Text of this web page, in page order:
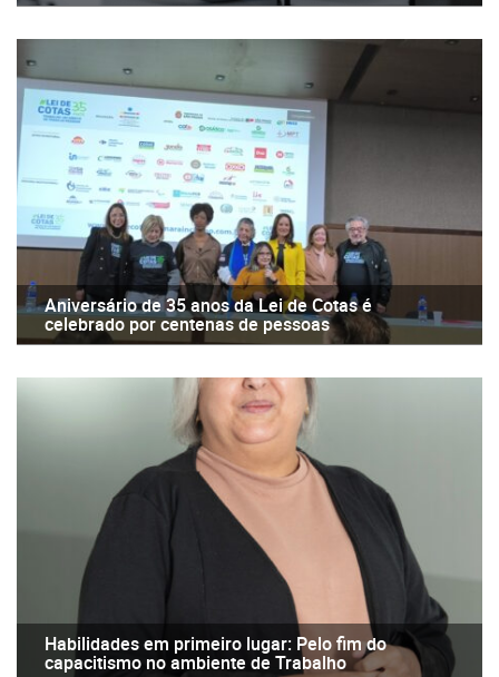
Aniversário de 35 anos da Lei de Cotas é
celebrado por centenas de pessoas
Habilidades em primeiro lugar: Pelo fim do
capacitismo no ambiente de Trabalho